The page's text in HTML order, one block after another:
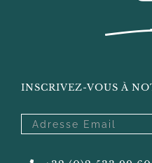
INSCRIVEZ-VOUS À